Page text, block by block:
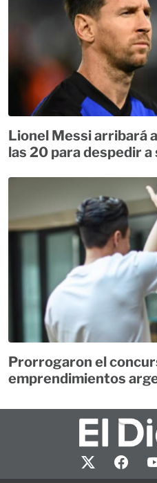
Lionel Messi arribará
las 20 para despedir a
Prorrogaron el
emprendimientos